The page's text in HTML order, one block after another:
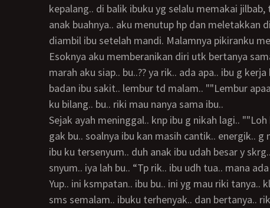
kepalang.. di balik ibuku yg selalu memakai
anak buahnya.. aku menutup hp dan meletakkan
diambil ibu setelah mandi. Malamnya pikiranku
Esoknya aku memberanikan diri utk bertanya sama ibu.. aku nothing to lose.. jika ibu
marah aku siap.. bu..?? ya rik.. ada apa.. ibu g
badan ibu sakit.. lembur td malam.. ""Lembur
ku bilang.. bu.. riki mau nanya sama ibu..
sejak ayah meninggal.. knp ibu g nikah lagi.. ""Loh knp kamu tiba2 nanya itu sayang..
gak bu.. soalnya ibu kan masih cantik.. energik..
ibu ku tersenyum.. duh anak ibu udah besar y
snyum.. iya lah bu.. “Tp rik.. ibu udh tua.. mana
yup.. ini ksmpatan.. ibu bu.. ini yg mau riki tanya.. kl mmg ibu sudah tua.. knp mas adi
sms semalam.. ibuku terhenyak.. dan bertanya..